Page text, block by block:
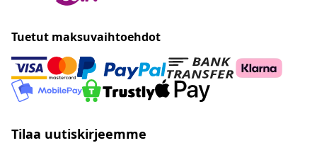
Tuetut maksuvaihtoehdot
Tilaa uutiskirjeemme